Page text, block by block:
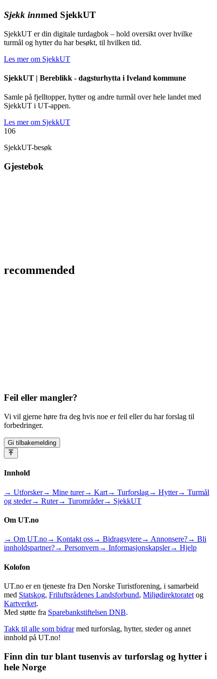
Sjekk innmed SjekkUT
SjekkUT er din digitale turdagbok – hold oversikt over hvilke
turmål og hytter du har besøkt, til hvilken tid.
Les mer om SjekkUT
SjekkUT | Bereblikk - dagsturhytta i Iveland kommune
Samle på fjelltopper, hytter og andre turmål over hele landet med
SjekkUT i UT-appen.
Les mer om SjekkUT
106
SjekkUT-besøk
Gjestebok
recommended
Feil eller mangler?
Vi vil gjerne høre fra deg hvis noe er feil eller du har forslag til
forbedringer.
Gi tilbakemelding
Innhold
→ Utforsker→ Mine turer→ Kart→ Turforslag→ Hytter→ Turmål
og steder→ Ruter→ Turområder→ SjekkUT
Om UT.no
→ Om UT.no→ Kontakt oss→ Bidragsytere→ Annonsere?→ Bli
innholdspartner?→ Personvern → Informasjonskapsler→ Hjelp
Kolofon
UT.no er en tjeneste fra Den Norske Turistforening, i samarbeid
med Statskog, Friluftsrådenes Landsforbund, Miljødirektoratet og
Kartverket.
Med støtte fra Sparebankstiftelsen DNB.
Takk til alle som bidrar med turforslag, hytter, steder og annet
innhold på UT.no!
Finn din tur blant tusenvis av turforslag og hytter i
hele Norge